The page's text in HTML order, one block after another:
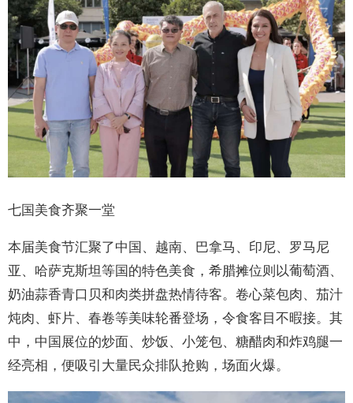
七国美食齐聚一堂
本届美食节汇聚了中国、越南、巴拿马、印尼、罗马尼
亚、哈萨克斯坦等国的特色美食，希腊摊位则以葡萄酒、
奶油蒜香青口贝和肉类拼盘热情待客。卷心菜包肉、茄汁
炖肉、虾片、春卷等美味轮番登场，令食客目不暇接。其
中，中国展位的炒面、炒饭、小笼包、糖醋肉和炸鸡腿一
经亮相，便吸引大量民众排队抢购，场面火爆。